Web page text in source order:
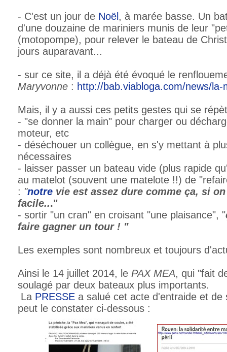
- C'est un jour de Noël , à marée basse. Un
d'une douzaine de mariniers munis de leur
(motopompe), pour relever le bateau de
jours auparavant...
- sur ce site, il a déjà été évoqué le
Maryvonne : http://bab.viabloga.com/news/
Mais, il y a aussi ces petits gestes qui se
- "se donner la main" pour charger ou
moteur, etc
- déséchouer un collègue, en s'y mettant à
nécessaires
- laisser passer un bateau vide (plus rapide
au matelot (souvent une matelote !!) de
: "notre vie est assez dure comme ça, si
facile..."
- sortir "un cran" en croisant "une plaisance", "
faire gagner un tour ! "
Les exemples sont nombreux et toujours
Ainsi le 14 juillet 2014, le PAX MEA, qui "fait
soulagé par deux bateaux plus importants.
La PRESSE a salué cet acte d'entraide et de
peut le constater ci-dessous :